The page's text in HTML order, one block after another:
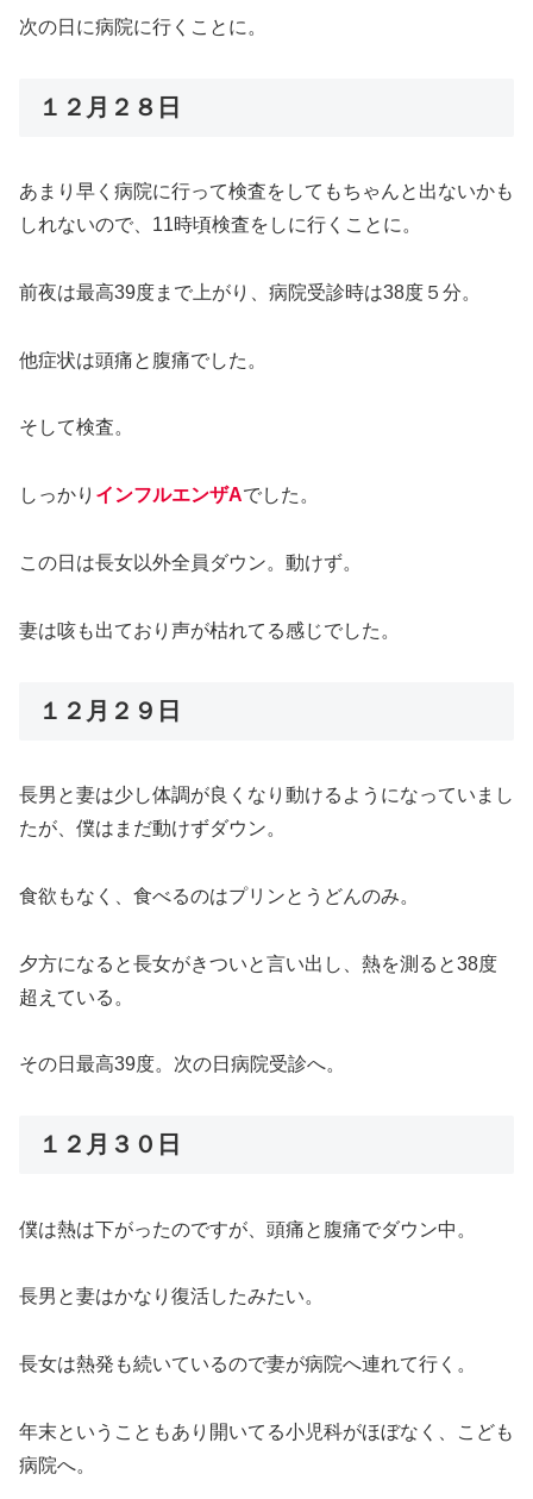
次の日に病院に行くことに。
１２月２８日
あまり早く病院に行って検査をしてもちゃんと出ないかも
しれないので、11時頃検査をしに行くことに。
前夜は最高39度まで上がり、病院受診時は38度５分。
他症状は頭痛と腹痛でした。
そして検査。
しっかり インフルエンザAでした。
この日は長女以外全員ダウン。動けず。
妻は咳も出ており声が枯れてる感じでした。
１２月２９日
長男と妻は少し体調が良くなり動けるようになっていまし
たが、僕はまだ動けずダウン。
食欲もなく、食べるのはプリンとうどんのみ。
夕方になると長女がきついと言い出し、熱を測ると38度
超えている。
その日最高39度。次の日病院受診へ。
１２月３０日
僕は熱は下がったのですが、頭痛と腹痛でダウン中。
長男と妻はかなり復活したみたい。
長女は熱発も続いているので妻が病院へ連れて行く。
年末ということもあり開いてる小児科がほぼなく、こども
病院へ。